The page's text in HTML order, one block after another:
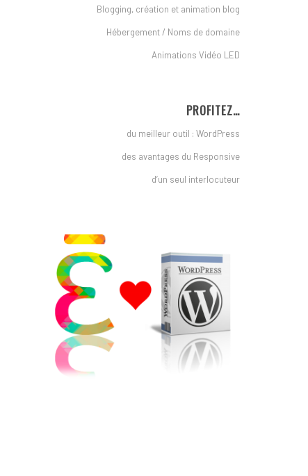
Blogging, création et animation blog
Hébergement / Noms de domaine
Animations Vidéo LED
PROFITEZ…
du meilleur outil : WordPress
des avantages du Responsive
d’un seul interlocuteur